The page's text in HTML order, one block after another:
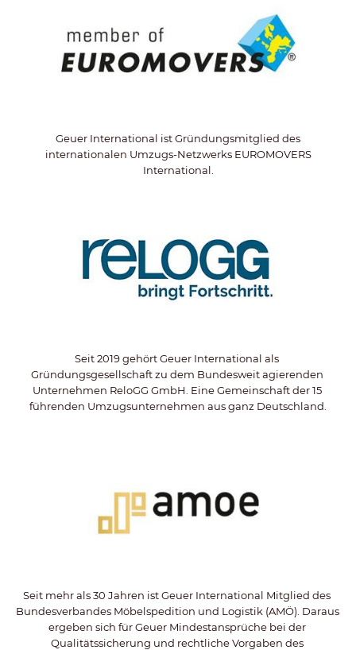
Geuer International ist Gründungsmitglied des
internationalen Umzugs-Netzwerks EUROMOVERS
International.
Seit 2019 gehört Geuer International als
Gründungsgesellschaft zu dem Bundesweit agierenden
Unternehmen ReloGG GmbH. Eine Gemeinschaft der 15
führenden Umzugsunternehmen aus ganz Deutschland.
Seit mehr als 30 Jahren ist Geuer International Mitglied des
Bundesverbandes Möbelspedition und Logistik (AMÖ). Daraus
ergeben sich für Geuer Mindestansprüche bei der
Qualitätssicherung und rechtliche Vorgaben des